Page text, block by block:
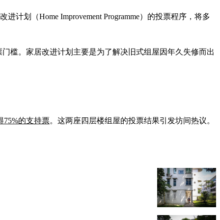
计划（Home Improvement Programme）的投票程序，将多
槛。家居改进计划主要是为了解决旧式组屋因年久失修而出
75%的支持票。这两座四层楼组屋的投票结果引发坊间热议。